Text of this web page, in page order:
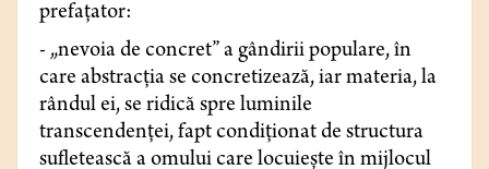
prefațator:
- „nevoia de concret” a gândirii populare, în
care abstracția se concretizează, iar materia, la
rândul ei, se ridică spre luminile
transcendenței, fapt condiționat de structura
sufletească a omului care locuiește în mijlocul